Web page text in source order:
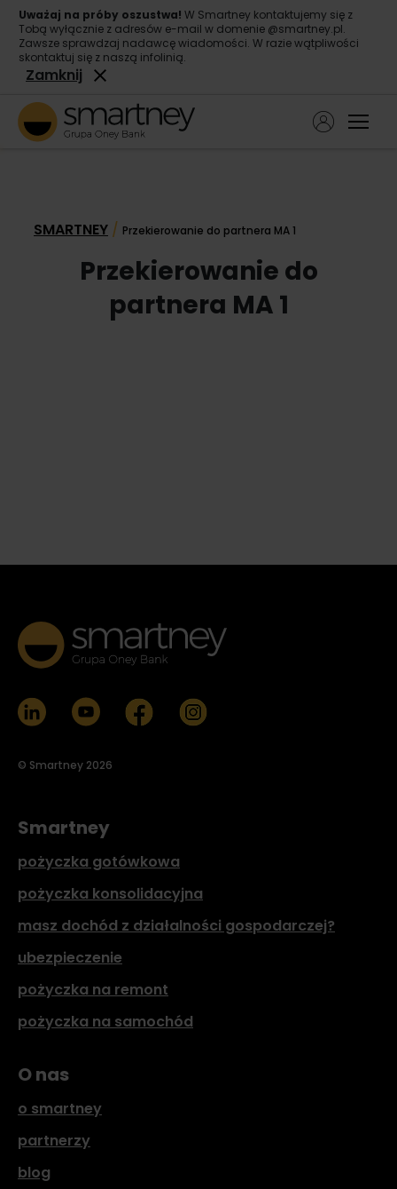
Uważaj na próby oszustwa! W Smartney kontaktujemy się z
Tobą wyłącznie z adresów e-mail w domenie @smartney.pl.
Zawsze sprawdzaj nadawcę wiadomości. W razie wątpliwości
skontaktuj się z naszą infolinią.
Zamknij
Kontakt
SMARTNEY / Przekierowanie do partnera MA 1
Przekierowanie do
partnera MA 1
© Smartney 2026
Smartney
pożyczka gotówkowa
pożyczka konsolidacyjna
masz dochód z działalności gospodarczej?
ubezpieczenie
pożyczka na remont
pożyczka na samochód
O nas
o smartney
partnerzy
blog